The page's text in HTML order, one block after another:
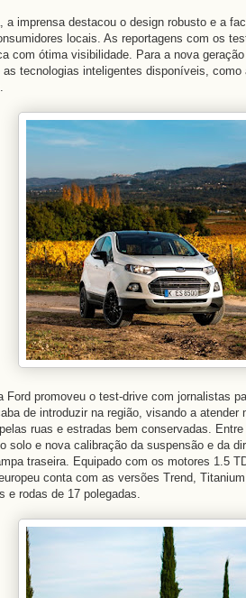
a imprensa destacou o design robusto e a
locais. As reportagens com os
com ótima visibilidade. Para a nova
as tecnologias inteligentes disponíveis,
Ford promoveu o test-drive com jornalistas
de introduzir na região, visando a
ruas e estradas bem conservadas.
solo e nova calibração da suspensão e da
traseira. Equipado com os motores 1.5
conta com as versões Trend,
e rodas de 17 polegadas.